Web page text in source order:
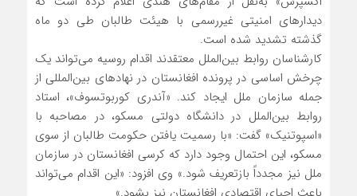
دیدارهای امنیتی غیررسمی با هیئت طالبان طی دو ماه
گذشته تشدید شده است.
کارشناسان روابط بین‌الملل معتقدند اقدام روسیه می‌تواند یک
چرخش اساسی در پرونده افغانستان در نهادهای بین‌المللی از
جمله سازمان ملل ایجاد کند. «آندری کوربوتسوف»، استاد
روابط بین‌الملل در دانشگاه دولتی مسکو، در مصاحبه با
«اسپوتنیک» گفت: «با رسمیت یافتن حکومت طالبان از سوی
مسکو، این احتمال وجود دارد که کرسی افغانستان در سازمان
ملل نیز مجدداً بازتعریف شود.» وی افزود: «این اقدام می‌تواند